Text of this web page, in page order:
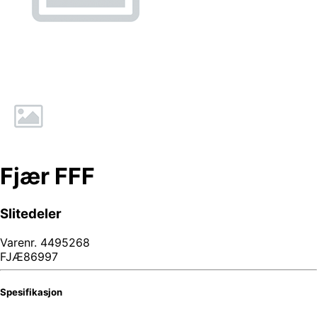
Fjær FFF
Slitedeler
Varenr. 4495268
FJÆ86997
Spesifikasjon